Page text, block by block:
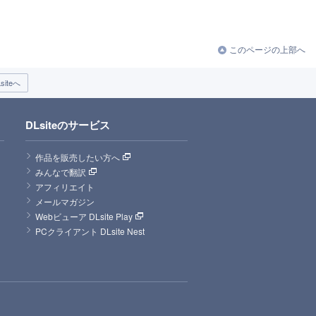
このページの上部へ
へ
DLsiteのサービス
作品を販売したい方へ
みんなで翻訳
アフィリエイト
メールマガジン
Webビューア DLsite Play
PCクライアント DLsite Nest